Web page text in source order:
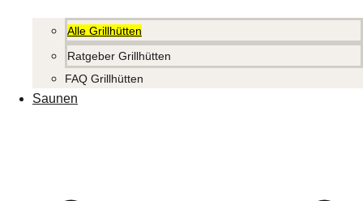
Alle Grillhütten
Ratgeber Grillhütten
FAQ Grillhütten
Saunen